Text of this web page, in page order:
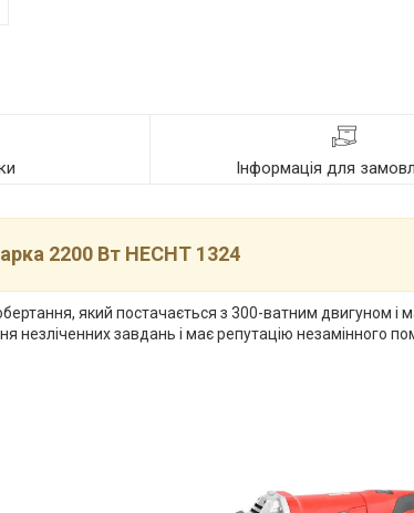
Інформація для
2200 Вт HECHT 1324
який постачається з 300-ватним двигуном і
незліченних завдань і має репутацію незамінного